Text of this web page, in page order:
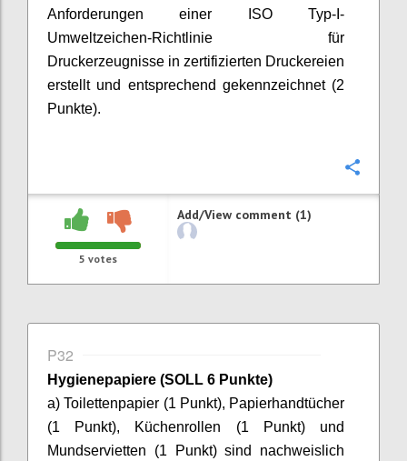
Anforderungen einer ISO Typ-I-
Umweltzeichen-Richtlinie für
Druckerzeugnisse in zertifizierten Druckereien
erstellt und entsprechend gekennzeichnet (2
Punkte).
5 votes
Add/View comment (1)
P32
Hygienepapiere (SOLL 6 Punkte)
a) Toilettenpapier (1 Punkt), Papierhandtücher
(1 Punkt), Küchenrollen (1 Punkt) und
Mundservietten (1 Punkt) sind nachweislich